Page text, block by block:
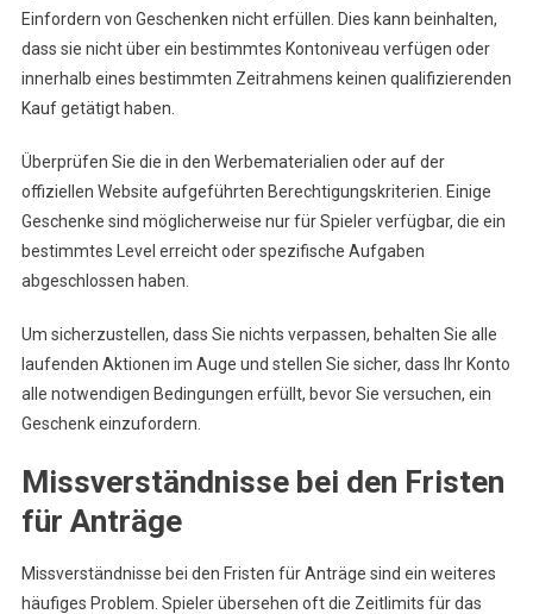
Einfordern von Geschenken nicht erfüllen. Dies kann beinhalten,
dass sie nicht über ein bestimmtes Kontoniveau verfügen oder
innerhalb eines bestimmten Zeitrahmens keinen qualifizierenden
Kauf getätigt haben.
Überprüfen Sie die in den Werbematerialien oder auf der
offiziellen Website aufgeführten Berechtigungskriterien. Einige
Geschenke sind möglicherweise nur für Spieler verfügbar, die ein
bestimmtes Level erreicht oder spezifische Aufgaben
abgeschlossen haben.
Um sicherzustellen, dass Sie nichts verpassen, behalten Sie alle
laufenden Aktionen im Auge und stellen Sie sicher, dass Ihr Konto
alle notwendigen Bedingungen erfüllt, bevor Sie versuchen, ein
Geschenk einzufordern.
Missverständnisse bei den Fristen
für Anträge
Missverständnisse bei den Fristen für Anträge sind ein weiteres
häufiges Problem. Spieler übersehen oft die Zeitlimits für das